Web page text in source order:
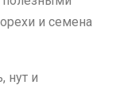
и семена
нут и